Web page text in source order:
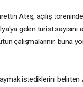
Ateş, açılış töreninde
gelen turist sayısını
çalışmalarının buna
istediklerini belirten